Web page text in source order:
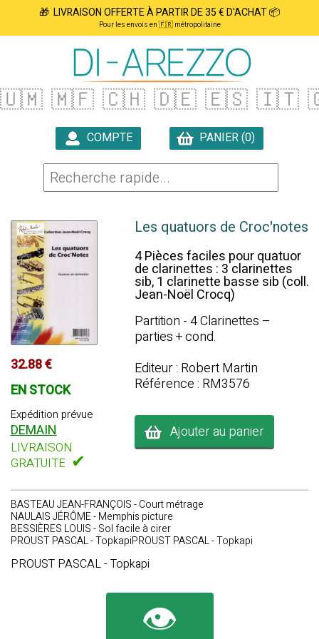
🎁 LIVRAISON OFFERTE À PARTIR DE 35 € D'ACHAT 📦
Pour les envois en 🇫🇷 métropolitaine
🇺🇲 🇲🇫 🇨🇭 🇩🇪 🇪🇸 🇮🇹
COMPTE
PANIER (0)
32.88 €
EN STOCK
Expédition prévue
DEMAIN
LIVRAISON
GRATUITE ✔
Les quatuors de Croc'notes
4 Pièces faciles pour quatuor
de clarinettes : 3 clarinettes
sib, 1 clarinette basse sib (coll.
Jean-Noël Crocq)
Partition - 4 Clarinettes –
parties + cond.
Editeur : Robert Martin
Référence : RM3576
Ajouter au panier
BASTEAU JEAN-FRANÇOIS - Court métrage
NAULAIS JÉRÔME - Memphis picture
BESSIÈRES LOUIS - Sol facile à cirer
PROUST PASCAL - TopkapiPROUST PASCAL - Topkapi
PROUST PASCAL - Topkapi
👁️